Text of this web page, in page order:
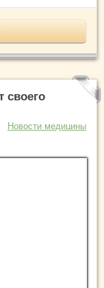
своего
Новости медицины